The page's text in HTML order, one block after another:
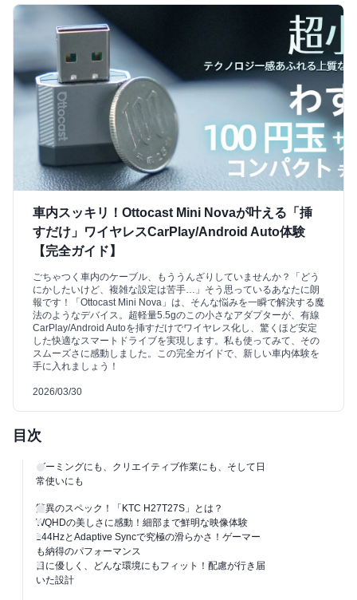
車内スッキリ！Ottocast Mini Novaが叶える「挿
すだけ」ワイヤレスCarPlay/Android Auto体験
【完全ガイド】
ごちゃつく車内のケーブル、もううんざりしていませんか？「どう
にかしたいけど、複雑な設定は苦手…」そう思っているあなたに朗
報です！「Ottocast Mini Nova」は、そんな悩みを一瞬で解決する魔
法のようなデバイス。超軽量5.5gのこの小さなアダプターが、有線
CarPlay/Android Autoを挿すだけでワイヤレス化し、驚くほど安定
した快適なスマートドライブを実現します。私も使ってみて、その
スムーズさに感動しました。この完全ガイドで、新しい車内体験を
手に入れましょう！
2026/03/30
目次
ゲーミングにも、クリエイティブ作業にも、そして日
常使いにも
驚異のスペック！「KTC H27T27S」とは？
WQHDの美しさに感動！細部まで鮮明な映像体験
144HzとAdaptive Syncで究極の滑らかさ！ゲーマー
も納得のパフォーマンス
目に優しく、どんな環境にもフィット！配慮が行き届
いた設計